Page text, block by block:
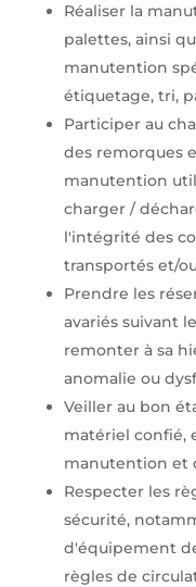
Réaliser la
palettes, ainsi
manutention
étiquetage, tri,
Participer au
des remorques
manutention
charger /
l'intégrité des
transportés et/
Prendre les
avariés suivant
remonter à sa
anomalie ou
Veiller au bon
matériel confié,
manutention et
Respecter les
sécurité,
d'équipement
règles de